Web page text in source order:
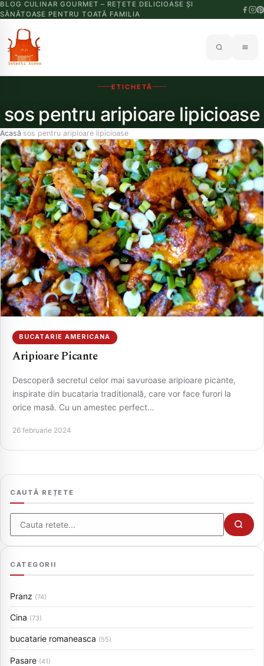
BLOG CULINAR GOURMET – REȚETE DELICIOASE ȘI
SĂNĂTOASE PENTRU TOATĂ FAMILIA
ETICHETĂ
sos pentru aripioare lipicioase
Acasă›sos pentru aripioare lipicioase
BUCATARIE AMERICANA
Aripioare Picante
Descoperă secretul celor mai savuroase aripioare picante,
inspirate din bucataria traditională, care vor face furori la
orice masă. Cu un amestec perfect…
26 februarie 2024
CAUTĂ REȚETE
Cauta
CATEGORII
Pranz (74)
Cina (73)
bucatarie romaneasca (55)
Pasare (41)